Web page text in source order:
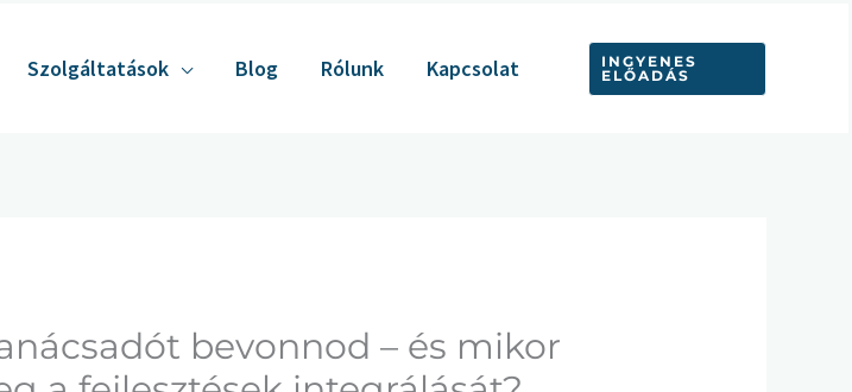
Szolgáltatások Blog Rólunk Kapcsolat
INGYENES
ELŐADÁS
bevonnod – és mikor